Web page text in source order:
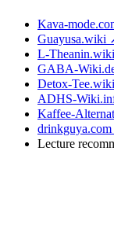
Kava-
Guayusa.wiki
L-
GABA-
Detox-
ADHS-
Kaffee-
Lecture